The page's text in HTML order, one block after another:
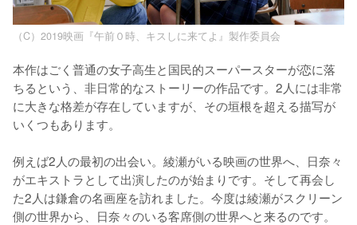
（C）2019映画『午前０時、キスしに来てよ』製作委員会
本作はごく普通の女子高生と国民的スーパースターが恋に落
ちるという、非日常的なストーリーの作品です。2人には非常
に大きな格差が存在していますが、その垣根を超える描写が
いくつもあります。
例えば2人の最初の出会い。綾瀬がいる映画の世界へ、日奈々
がエキストラとして出演したのが始まりです。そして再会し
た2人は鎌倉の名画座を訪れました。今度は綾瀬がスクリーン
側の世界から、日奈々のいる客席側の世界へと来るのです。